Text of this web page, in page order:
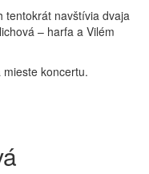
tentokrát navštívia dvaja
– harfa a Vilém
koncertu.